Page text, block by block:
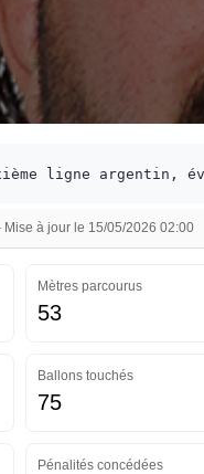
ligne argentin,
à jour le 15/05/2026 02:00
Mètres parcourus
53
Ballons touchés
75
Pénalités concédées